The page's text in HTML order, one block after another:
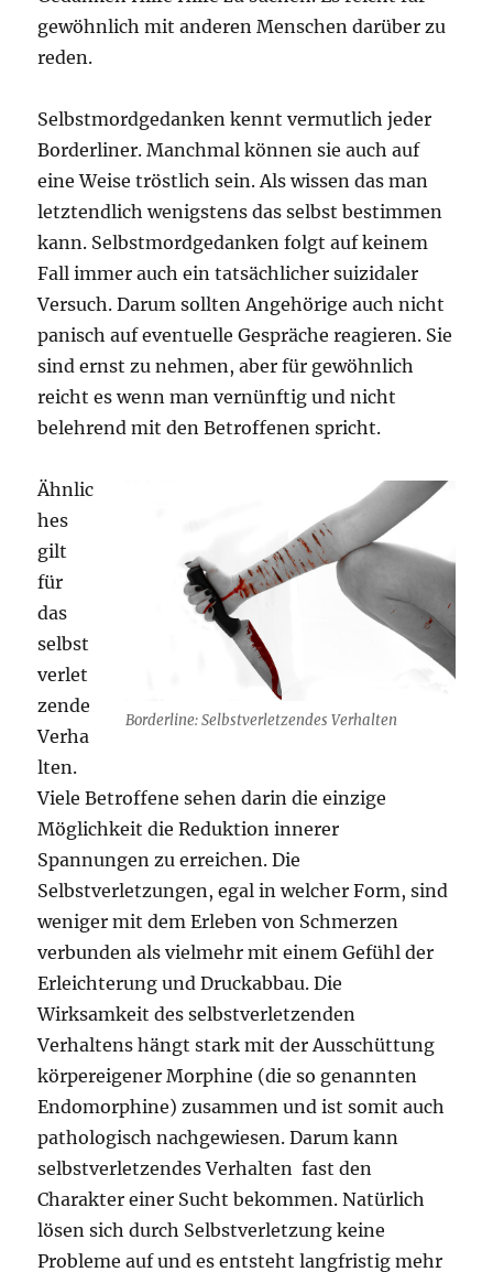
gewöhnlich mit anderen Menschen darüber zu
reden.
Selbstmordgedanken kennt vermutlich jeder
Borderliner. Manchmal können sie auch auf
eine Weise tröstlich sein. Als wissen das man
letztendlich wenigstens das selbst bestimmen
kann. Selbstmordgedanken folgt auf keinem
Fall immer auch ein tatsächlicher suizidaler
Versuch. Darum sollten Angehörige auch nicht
panisch auf eventuelle Gespräche reagieren. Sie
sind ernst zu nehmen, aber für gewöhnlich
reicht es wenn man vernünftig und nicht
belehrend mit den Betroffenen spricht.
Borderline: Selbstverletzendes Verhalten
Ähnlic
hes
gilt
für
das
selbst
verlet
zende
Verha
lten.
Viele Betroffene sehen darin die einzige
Möglichkeit die Reduktion innerer
Spannungen zu erreichen. Die
Selbstverletzungen, egal in welcher Form, sind
weniger mit dem Erleben von Schmerzen
verbunden als vielmehr mit einem Gefühl der
Erleichterung und Druckabbau. Die
Wirksamkeit des selbstverletzenden
Verhaltens hängt stark mit der Ausschüttung
körpereigener Morphine (die so genannten
Endomorphine) zusammen und ist somit auch
pathologisch nachgewiesen. Darum kann
selbstverletzendes Verhalten fast den
Charakter einer Sucht bekommen. Natürlich
lösen sich durch Selbstverletzung keine
Probleme auf und es entsteht langfristig mehr